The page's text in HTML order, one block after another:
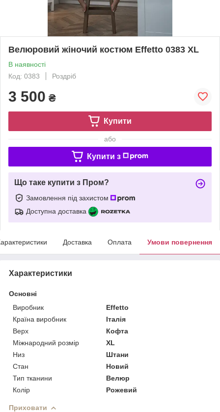
Велюровий жіночий костюм Effetto 0383 XL
В наявності
Код: 0383
Роздріб
3 500 ₴
Купити
або
Купити з
Що таке купити з Пром?
Замовлення під захистом
Доступна доставка
Доставка Оплата Умови повернення
Характеристики
Основні
Виробник
Effetto
Країна виробник
Італія
Верх
Кофта
Міжнародний розмір
XL
Низ
Штани
Стан
Новий
Тип тканини
Велюр
Колір
Рожевий
Приховати